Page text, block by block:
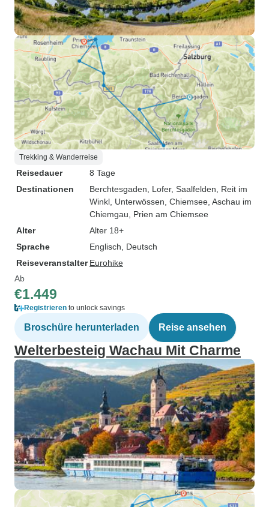
Trekking & Wanderreise
Reisedauer
8 Tage
Destinationen
Berchtesgaden , Lofer, Saalfelden , Reit im
Winkl , Unterwössen , Chiemsee , Aschau im
Chiemgau , Prien am Chiemsee
Alter
Alter 18+
Sprache
Englisch, Deutsch
Reiseveranstalter Eurohike
Ab
€1.449
Registrieren to unlock savings
Broschüre herunterladen Reise ansehen
Welterbesteig Wachau Mit Charme